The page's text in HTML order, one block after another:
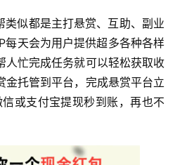
类似都是主打悬赏、互助、副业
每天会为用户提供超多各种各样
人忙完成任务就可以轻松获取收
金托管到平台，完成悬赏平台立
或支付宝提现秒到账，再也不